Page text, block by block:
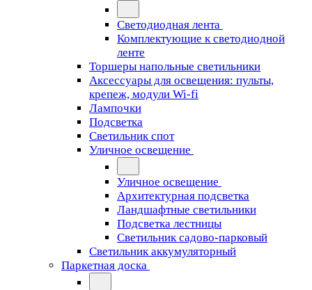
Светодиодная лента
Комплектующие к светодиодной
ленте
Торшеры напольные светильники
Аксессуары для освещения: пульты,
крепеж, модули Wi-fi
Лампочки
Подсветка
Светильник спот
Уличное освещение
Уличное освещение
Архитектурная подсветка
Ландшафтные светильники
Подсветка лестницы
Светильник садово-парковый
Светильник аккумуляторный
Паркетная доска